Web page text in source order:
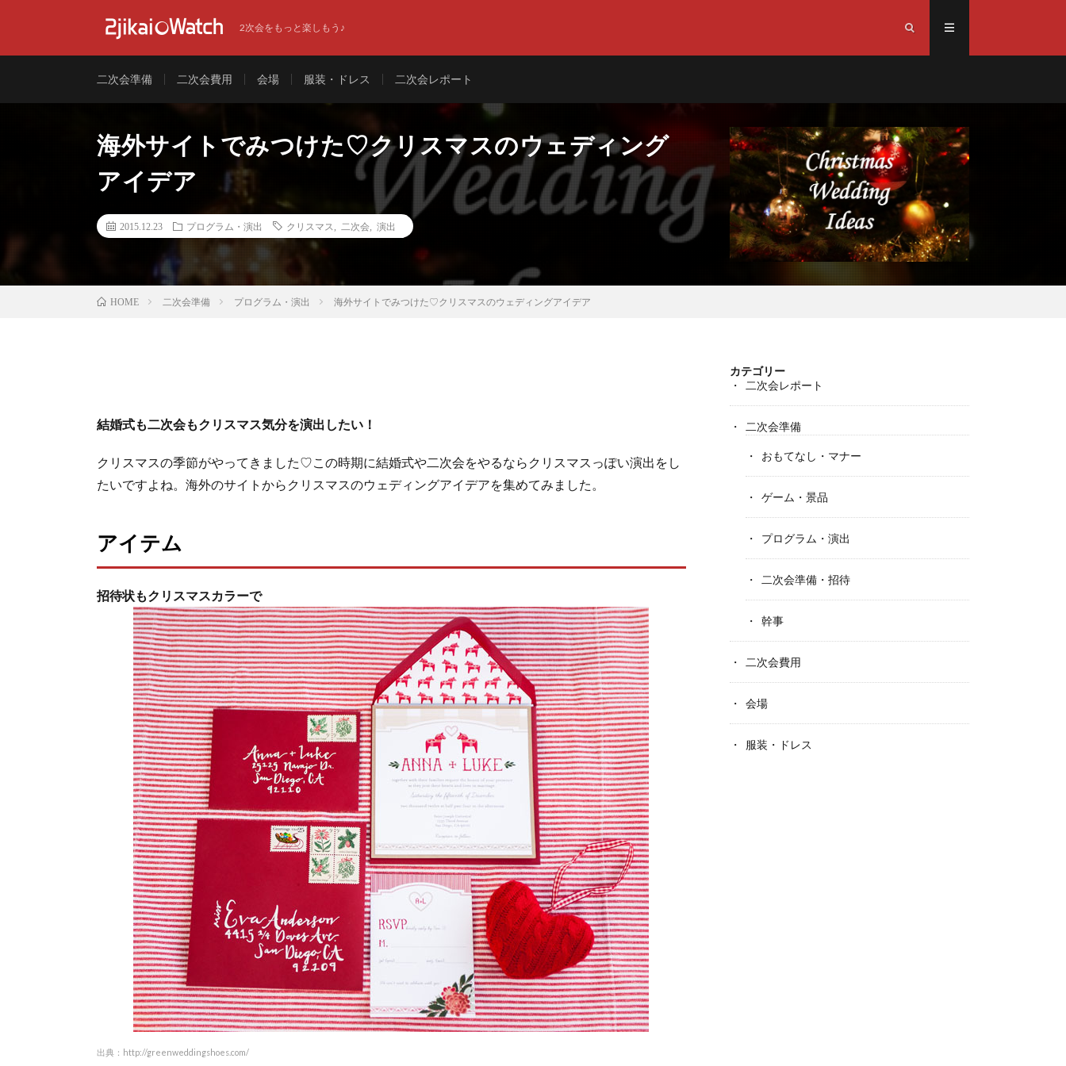
2次会をもっと楽しもう♪
二次会準備 二次会費用 会場 服装・ドレス 二次会レポート
海外サイトでみつけた♡クリスマスのウェディング
アイデア
2015.12.23 プログラム・演出 クリスマス 二次会 演出
HOME 二次会準備 プログラム・演出 海外サイトでみつけた♡クリスマスのウェディングアイデア
結婚式も二次会もクリスマス気分を演出したい！
クリスマスの季節がやってきました♡この時期に結婚式や二次会をやるならクリスマスっぽい演出をし
たいですよね。海外のサイトからクリスマスのウェディングアイデアを集めてみました。
アイテム
招待状もクリスマスカラーで
出典： http://greenweddingshoes.com/
カテゴリー
二次会レポート
二次会準備
おもてなし・マナー
ゲーム・景品
プログラム・演出
二次会準備・招待
幹事
二次会費用
会場
服装・ドレス